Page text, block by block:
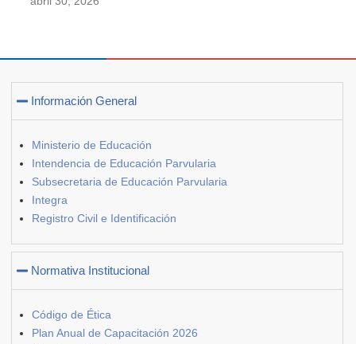
Información General
Ministerio de Educación
Intendencia de Educación Parvularia
Subsecretaria de Educación Parvularia
Integra
Registro Civil e Identificación
Normativa Institucional
Código de Ética
Plan Anual de Capacitación 2026